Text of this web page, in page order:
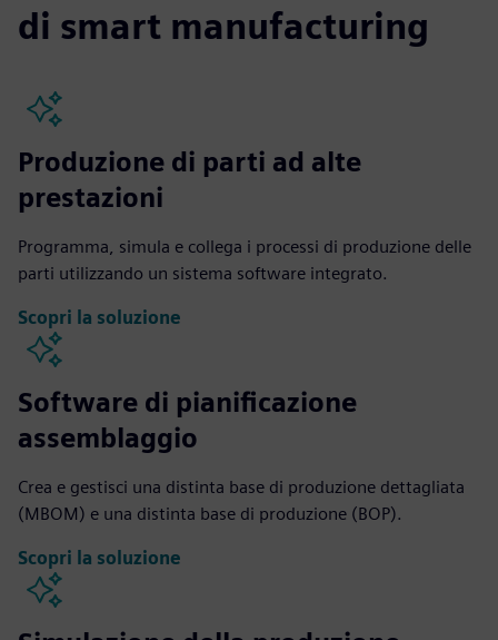
di smart manufacturing
Produzione di parti ad alte
prestazioni
Programma, simula e collega i processi di produzione delle
parti utilizzando un sistema software integrato.
Scopri la soluzione
Software di pianificazione
assemblaggio
Crea e gestisci una distinta base di produzione dettagliata
(MBOM) e una distinta base di produzione (BOP).
Scopri la soluzione